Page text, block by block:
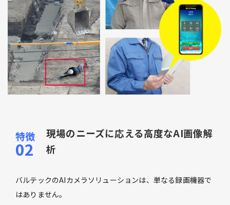
現場のニーズに応える高度なAI画像解
析
バルテックのAIカメラソリューションは、単なる録画機器で
はありません。